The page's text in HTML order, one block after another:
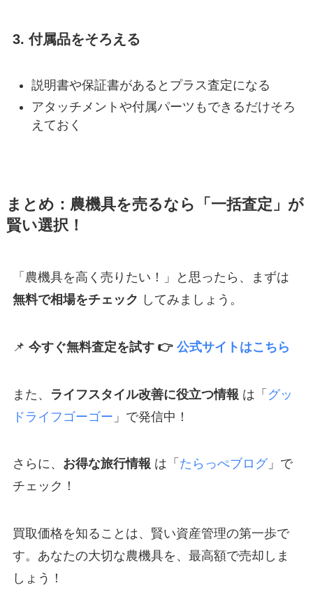
3. 付属品をそろえる
説明書や保証書があるとプラス査定になる
アタッチメントや付属パーツもできるだけそろ
えておく
まとめ：農機具を売るなら「一括査定」が
賢い選択！
「農機具を高く売りたい！」と思ったら、まずは
無料で相場をチェック してみましょう。
📌 今すぐ無料査定を試す 👉 公式サイトはこちら
また、 ライフスタイル改善に役立つ情報 は「 グッ
ドライフゴーゴー 」で発信中！
さらに、 お得な旅行情報 は「 たらっぺブログ」で
チェック！
買取価格を知ることは、賢い資産管理の第一歩で
す。あなたの大切な農機具を、最高額で売却しま
しょう！